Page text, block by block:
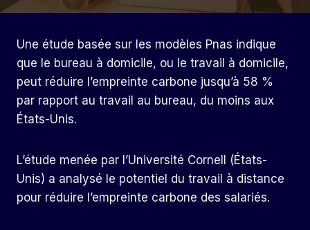
Une étude basée sur les modèles Pnas indique
que le bureau à domicile, ou le travail à domicile,
peut réduire l’empreinte carbone jusqu’à 58 %
par rapport au travail au bureau, du moins aux
États-Unis.
L’étude menée par l’Université Cornell (États-
Unis) a analysé le potentiel du travail à distance
pour réduire l’empreinte carbone des salariés.